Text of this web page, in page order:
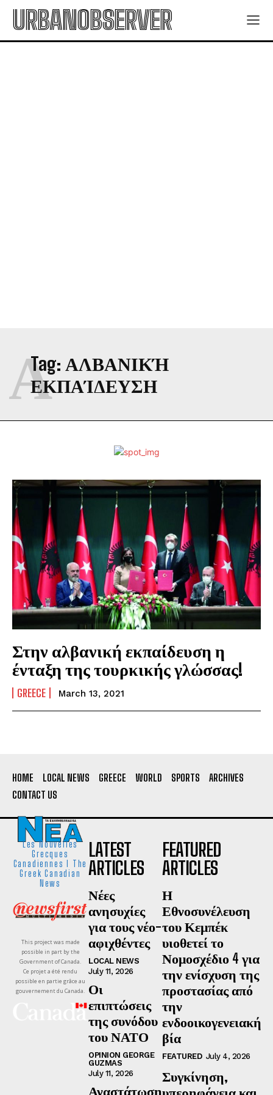
URBANOBSERVER
Tag: ΑΛΒΑΝΙΚΉ
ΕΚΠΑΊΔΕΥΣΗ
Α
Στην αλβανική εκπαίδευση η
ένταξη της τουρκικής γλώσσας!
GREECE March 13, 2021
HOME LOCAL NEWS GREECE WORLD SPORTS
ARCHIVES
CONTACT US
Les Nouvelles
Grecques
Canadiennes I The
Greek Canadian
News
This project was made
possible in part by the
Government of Canada.
Ce projet a été rendu
possible en partie grâce au
gouvernement du Canada.
LATEST
ARTICLES
Νέες
ανησυχίες
για τους νέο-
αφιχθέντες
LOCAL NEWS
July 11, 2026
Οι
επιπτώσεις
της συνόδου
του ΝΑΤΟ
OPINION GEORGE
GUZMAS
July 11, 2026
Αναστάτωση
FEATURED
ARTICLES
Η
Εθνοσυνέλευση
του Κεμπέκ
υιοθετεί το
Νομοσχέδιο 4 για
την ενίσχυση της
προστασίας από
την
ενδοοικογενειακή
βία
FEATURED July 4, 2026
Συγκίνηση,